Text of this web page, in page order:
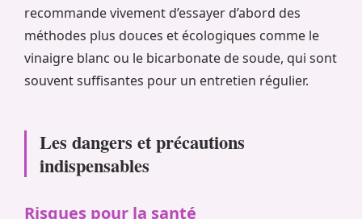
recommande vivement d’essayer d’abord des
méthodes plus douces et écologiques comme le
vinaigre blanc ou le bicarbonate de soude, qui sont
souvent suffisantes pour un entretien régulier.
Les dangers et précautions
indispensables
Risques pour la santé